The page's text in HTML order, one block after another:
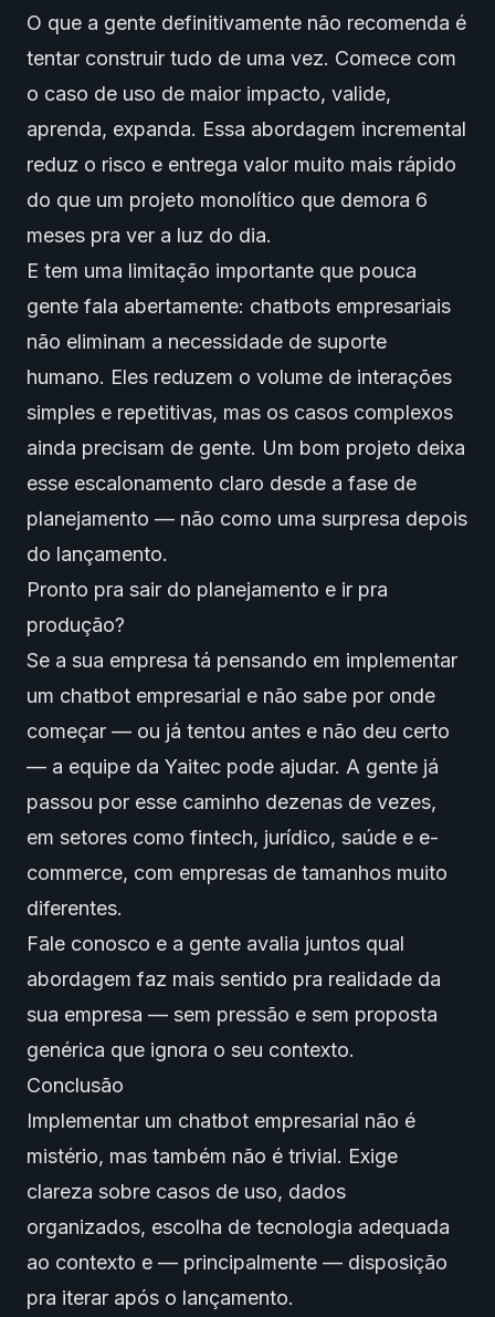
O que a gente definitivamente não recomenda é
tentar construir tudo de uma vez. Comece com
o caso de uso de maior impacto, valide,
aprenda, expanda. Essa abordagem incremental
reduz o risco e entrega valor muito mais rápido
do que um projeto monolítico que demora 6
meses pra ver a luz do dia.
E tem uma limitação importante que pouca
gente fala abertamente: chatbots empresariais
não eliminam a necessidade de suporte
humano. Eles reduzem o volume de interações
simples e repetitivas, mas os casos complexos
ainda precisam de gente. Um bom projeto deixa
esse escalonamento claro desde a fase de
planejamento — não como uma surpresa depois
do lançamento.
Pronto pra sair do planejamento e ir pra
produção?
Se a sua empresa tá pensando em implementar
um chatbot empresarial e não sabe por onde
começar — ou já tentou antes e não deu certo
— a equipe da Yaitec pode ajudar. A gente já
passou por esse caminho dezenas de vezes,
em setores como fintech, jurídico, saúde e e-
commerce, com empresas de tamanhos muito
diferentes.
Fale conosco e a gente avalia juntos qual
abordagem faz mais sentido pra realidade da
sua empresa — sem pressão e sem proposta
genérica que ignora o seu contexto.
Conclusão
Implementar um chatbot empresarial não é
mistério, mas também não é trivial. Exige
clareza sobre casos de uso, dados
organizados, escolha de tecnologia adequada
ao contexto e — principalmente — disposição
pra iterar após o lançamento.